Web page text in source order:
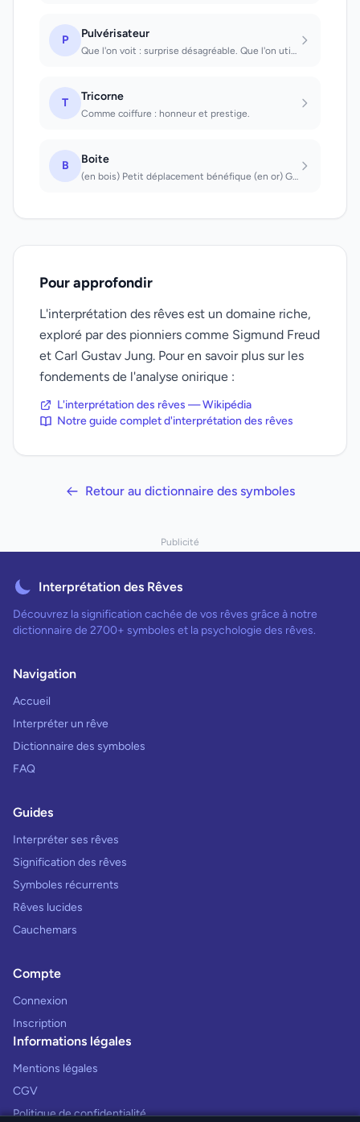
P Pulvérisateur
Que l'on voit : surprise désagréable. Que l'on utilise : un bienfait est mal réc...
T Tricorne
Comme coiffure : honneur et prestige.
B Boite
(en bois) Petit déplacement bénéfique (en or) Grand bonheur (en argent) Vous vou...
Pour approfondir
L'interprétation des rêves est un domaine riche,
exploré par des pionniers comme Sigmund Freud
et Carl Gustav Jung. Pour en savoir plus sur les
fondements de l'analyse onirique :
L'interprétation des rêves — Wikipédia
Notre guide complet d'interprétation des rêves
Retour au dictionnaire des symboles
Publicité
Interprétation des Rêves
Découvrez la signification cachée de vos rêves grâce à notre
dictionnaire de 2700+ symboles et la psychologie des rêves.
Navigation
Accueil
Interpréter un rêve
Dictionnaire des symboles
FAQ
Guides
Interpréter ses rêves
Signification des rêves
Symboles récurrents
Rêves lucides
Cauchemars
Compte
Connexion
Inscription
Informations légales
Mentions légales
CGV
Politique de confidentialité